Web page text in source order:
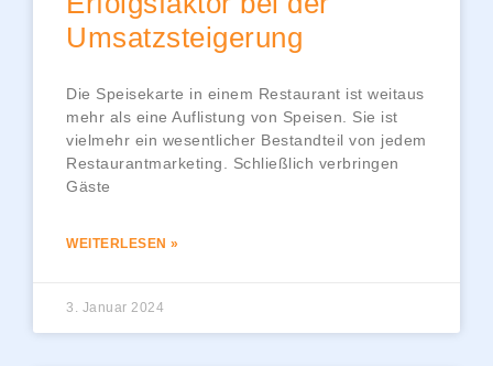
Umsatzsteigerung
Die Speisekarte in einem Restaurant ist weitaus
mehr als eine Auflistung von Speisen. Sie ist
vielmehr ein wesentlicher Bestandteil von jedem
Restaurantmarketing. Schließlich verbringen
Gäste
WEITERLESEN »
3. Januar 2024